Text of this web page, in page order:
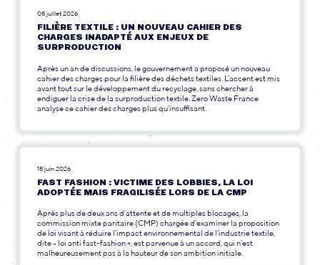
08 juillet 2026
FILIÈRE TEXTILE : UN NOUVEAU CAHIER DES
CHARGES INADAPTÉ AUX ENJEUX DE
SURPRODUCTION
Après un an de discussions, le gouvernement a proposé un nouveau
cahier des charges pour la filière des déchets textiles. L’accent est mis
avant tout sur le développement du recyclage, sans chercher à
endiguer la crise de la surproduction textile. Zero Waste France
analyse ce cahier des charges plus qu’insuffisant.
18 juin 2026
FAST FASHION : VICTIME DES LOBBIES, LA LOI
ADOPTÉE MAIS FRAGILISÉE LORS DE LA CMP
Après plus de deux ans d’attente et de multiples blocages, la
commission mixte paritaire (CMP) chargée d’examiner la proposition
de loi visant à réduire l’impact environnemental de l’industrie textile,
dite « loi anti fast-fashion », est parvenue à un accord, qui n’est
malheureusement pas à la hauteur de son ambition initiale.